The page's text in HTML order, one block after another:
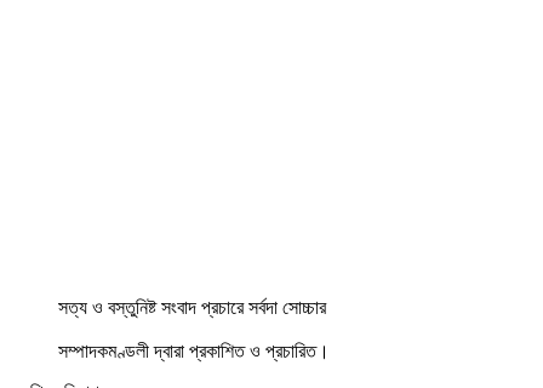
সত্য ও বস্তুনিষ্ট সংবাদ প্রচারে সর্বদা সোচ্চার
সম্পাদকমণ্ডলী দ্বারা প্রকাশিত ও প্রচারিত।